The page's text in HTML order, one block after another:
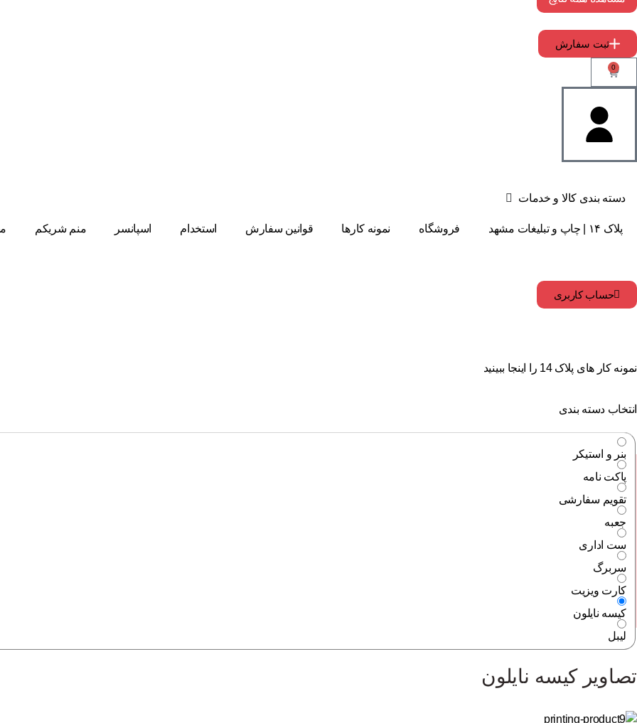
ثبت سفارش
0
دسته بندی کالا و خدمات
پلاک ۱۴ | چاپ و تبلیغات مشهد فروشگاه نمونه کارها قوانین سفارش استخدام اسپانسر منم شریکم
حساب کاربری
نمونه کار های پلاک 14 را اینجا ببینید
انتخاب دسته بندی
بنر و استیکر
پاکت نامه
تقویم سفارشی
جعبه
ست اداری
سربرگ
کارت ویزیت
کیسه نایلون
لیبل
تصاویر کیسه نایلون